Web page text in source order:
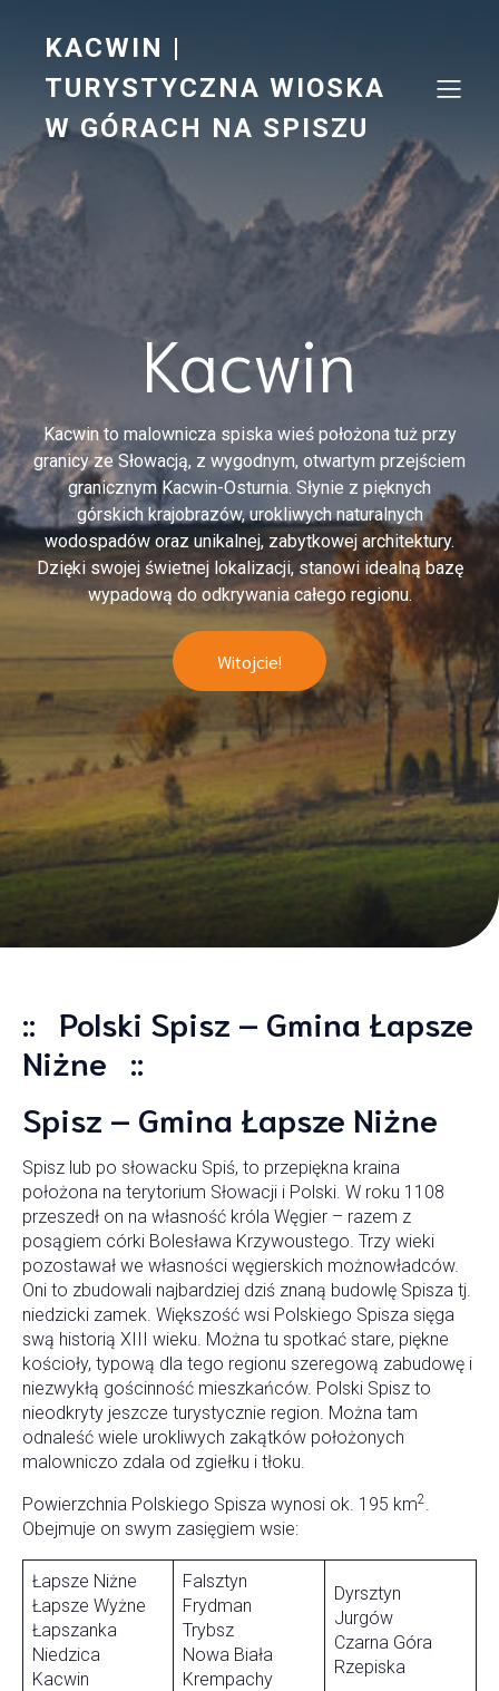
KACWIN |
TURYSTYCZNA WIOSKA
W GÓRACH NA SPISZU
Kacwin
Kacwin to malownicza spiska wieś położona tuż przy
granicy ze Słowacją, z wygodnym, otwartym przejściem
granicznym Kacwin-Osturnia. Słynie z pięknych
górskich krajobrazów, urokliwych naturalnych
wodospadów oraz unikalnej, zabytkowej architektury.
Dzięki swojej świetnej lokalizacji, stanowi idealną bazę
wypadową do odkrywania całego regionu.
Witojcie!
:: Polski Spisz – Gmina Łapsze
Niżne ::
Spisz – Gmina Łapsze Niżne
Spisz lub po słowacku Spiś, to przepiękna kraina
położona na terytorium Słowacji i Polski. W roku 1108
przeszedł on na własność króla Węgier – razem z
posągiem córki Bolesława Krzywoustego. Trzy wieki
pozostawał we własności węgierskich możnowładców.
Oni to zbudowali najbardziej dziś znaną budowlę Spisza tj.
niedzicki zamek. Większość wsi Polskiego Spisza sięga
swą historią XIII wieku. Można tu spotkać stare, piękne
kościoły, typową dla tego regionu szeregową zabudowę i
niezwykłą gościnność mieszkańców. Polski Spisz to
nieodkryty jeszcze turystycznie region. Można tam
odnaleść wiele urokliwych zakątków położonych
malowniczo zdala od zgiełku i tłoku.
Powierzchnia Polskiego Spisza wynosi ok. 195 km2.
Obejmuje on swym zasięgiem wsie:
Łapsze Niżne
Łapsze Wyżne
Łapszanka
Niedzica
Kacwin
Falsztyn
Frydman
Trybsz
Nowa Biała
Krempachy
Dyrsztyn
Jurgów
Czarna Góra
Rzepiska